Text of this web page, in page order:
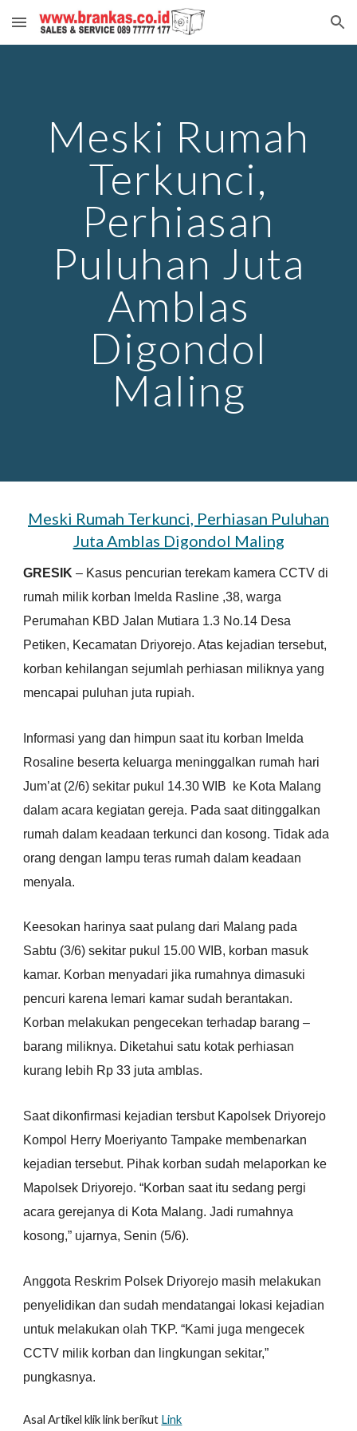
Skip to main content Skip to navigation
Meski Rumah
Terkunci,
Perhiasan
Puluhan Juta
Amblas
Digondol
Maling
Meski Rumah Terkunci, Perhiasan Puluhan
Juta Amblas Digondol Maling
GRESIK– Kasus pencurian terekam kamera CCTV di
rumah milik korban Imelda Rasline ,38, warga
Perumahan KBD Jalan Mutiara 1.3 No.14 Desa
Petiken, Kecamatan Driyorejo. Atas kejadian tersebut,
korban kehilangan sejumlah perhiasan miliknya yang
mencapai puluhan juta rupiah.
Informasi yang dan himpun saat itu korban Imelda
Rosaline beserta keluarga meninggalkan rumah hari
Jum’at (2/6) sekitar pukul 14.30 WIB ke Kota Malang
dalam acara kegiatan gereja. Pada saat ditinggalkan
rumah dalam keadaan terkunci dan kosong. Tidak ada
orang dengan lampu teras rumah dalam keadaan
menyala.
Keesokan harinya saat pulang dari Malang pada
Sabtu (3/6) sekitar pukul 15.00 WIB, korban masuk
kamar. Korban menyadari jika rumahnya dimasuki
pencuri karena lemari kamar sudah berantakan.
Korban melakukan pengecekan terhadap barang –
barang miliknya. Diketahui satu kotak perhiasan
kurang lebih Rp 33 juta amblas.
Saat dikonfirmasi kejadian tersbut Kapolsek Driyorejo
Kompol Herry Moeriyanto Tampake membenarkan
kejadian tersebut. Pihak korban sudah melaporkan ke
Mapolsek Driyorejo. “Korban saat itu sedang pergi
acara gerejanya di Kota Malang. Jadi rumahnya
kosong,” ujarnya, Senin (5/6).
Anggota Reskrim Polsek Driyorejo masih melakukan
penyelidikan dan sudah mendatangai lokasi kejadian
untuk melakukan olah TKP. “Kami juga mengecek
CCTV milik korban dan lingkungan sekitar,”
pungkasnya.
Asal Artikel klik link berikut Link